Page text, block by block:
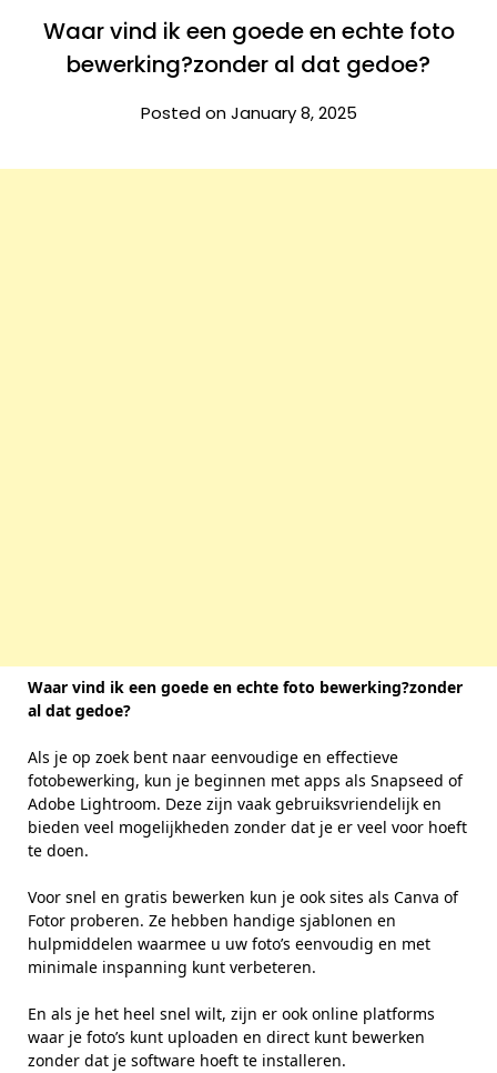
Waar vind ik een goede en echte foto
bewerking?zonder al dat gedoe?
Posted on January 8, 2025
Waar vind ik een goede en echte foto bewerking?zonder
al dat gedoe?
Als je op zoek bent naar eenvoudige en effectieve
fotobewerking, kun je beginnen met apps als Snapseed of
Adobe Lightroom. Deze zijn vaak gebruiksvriendelijk en
bieden veel mogelijkheden zonder dat je er veel voor hoeft
te doen.
Voor snel en gratis bewerken kun je ook sites als Canva of
Fotor proberen. Ze hebben handige sjablonen en
hulpmiddelen waarmee u uw foto’s eenvoudig en met
minimale inspanning kunt verbeteren.
En als je het heel snel wilt, zijn er ook online platforms
waar je foto’s kunt uploaden en direct kunt bewerken
zonder dat je software hoeft te installeren.